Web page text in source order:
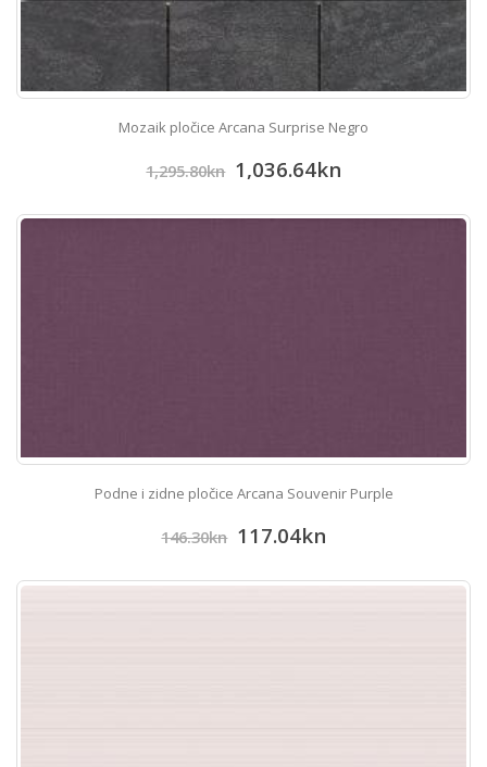
Mozaik pločice Arcana Surprise Negro
1,295.80kn 1,036.64kn
Podne i zidne pločice Arcana Souvenir Purple
146.30kn 117.04kn